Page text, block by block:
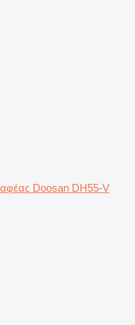
Doosan DH55-V